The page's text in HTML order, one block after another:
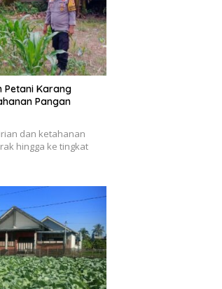
Petani Karang
Pangan
dan ketahanan
hingga ke tingkat